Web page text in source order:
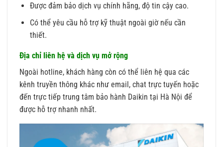
Được đảm bảo dịch vụ chính hãng, độ tin cậy cao.
Có thể yêu cầu hỗ trợ kỹ thuật ngoài giờ nếu cần
thiết.
Địa chỉ liên hệ và dịch vụ mở rộng
Ngoài hotline, khách hàng còn có thể liên hệ qua các
kênh truyền thông khác như email, chat trực tuyến hoặc
đến trực tiếp trung tâm bảo hành Daikin tại Hà Nội để
được hỗ trợ nhanh nhất.